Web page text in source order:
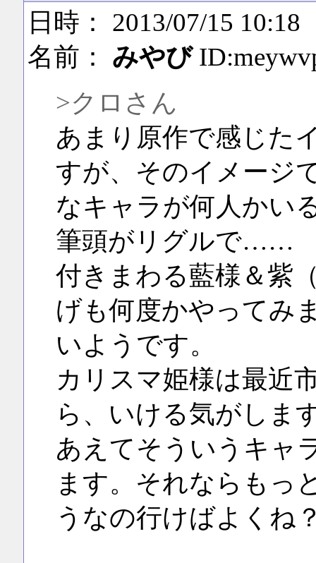
日時： 2013/07/15 10:18
名前： みやび
>クロさん
あまり原作で感じた
すが、そのイメージ
なキャラが何人かい
筆頭がリグルで……
付きまわる藍様＆紫
げも何度かやってみ
いようです。
カリスマ姫様は最近
ら、いける気がしま
あえてそういうキャ
ます。それならもっ
うなの行けばよくね